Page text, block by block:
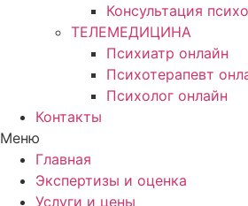
Консультация
ТЕЛЕМЕДИЦИНА
Психиатр онлайн
Психотерапевт
Психолог онлайн
Контакты
Меню
Главная
Экспертизы и оценка
Услуги и цены